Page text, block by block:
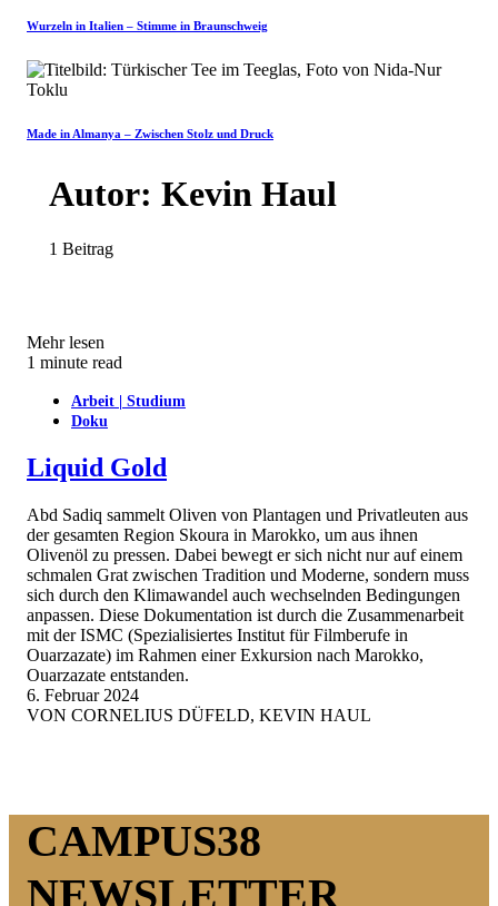
Wurzeln in Italien – Stimme in Braunschweig
Made in Almanya – Zwischen Stolz und Druck
Autor: Kevin Haul
1 Beitrag
Mehr lesen
1 minute read
Arbeit | Studium
Doku
Liquid Gold
Abd Sadiq sammelt Oliven von Plantagen und Privatleuten aus
der gesamten Region Skoura in Marokko, um aus ihnen
Olivenöl zu pressen. Dabei bewegt er sich nicht nur auf einem
schmalen Grat zwischen Tradition und Moderne, sondern muss
sich durch den Klimawandel auch wechselnden Bedingungen
anpassen. Diese Dokumentation ist durch die Zusammenarbeit
mit der ISMC (Spezialisiertes Institut für Filmberufe in
Ouarzazate) im Rahmen einer Exkursion nach Marokko,
Ouarzazate entstanden.
6. Februar 2024
VON CORNELIUS DÜFELD, KEVIN HAUL
CAMPUS38
NEWSLETTER